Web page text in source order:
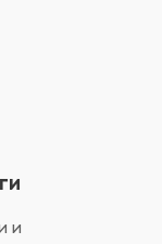
и